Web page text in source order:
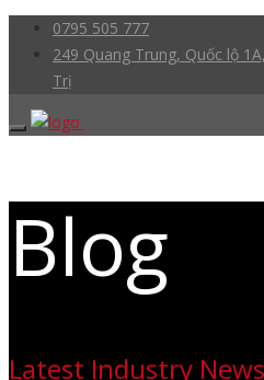
0795 505 777
249 Quang Trung, Quốc lộ
Trị
Blog
Latest Industry News